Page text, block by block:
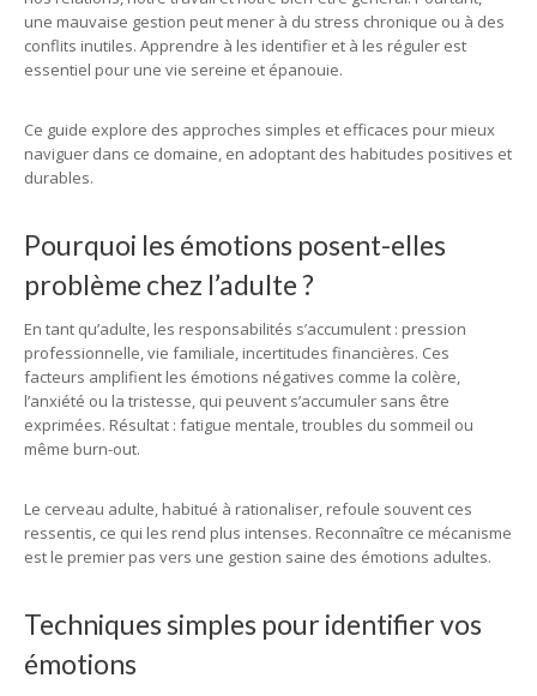
une mauvaise gestion peut mener à du stress chronique ou à des
conflits inutiles. Apprendre à les identifier et à les réguler est
essentiel pour une vie sereine et épanouie.
Ce guide explore des approches simples et efficaces pour mieux
naviguer dans ce domaine, en adoptant des habitudes positives et
durables.
Pourquoi les émotions posent-elles
problème chez l’adulte ?
En tant qu’adulte, les responsabilités s’accumulent : pression
professionnelle, vie familiale, incertitudes financières. Ces
facteurs amplifient les émotions négatives comme la colère,
l’anxiété ou la tristesse, qui peuvent s’accumuler sans être
exprimées. Résultat : fatigue mentale, troubles du sommeil ou
même burn-out.
Le cerveau adulte, habitué à rationaliser, refoule souvent ces
ressentis, ce qui les rend plus intenses. Reconnaître ce mécanisme
est le premier pas vers une gestion saine des émotions adultes.
Techniques simples pour identifier vos
émotions